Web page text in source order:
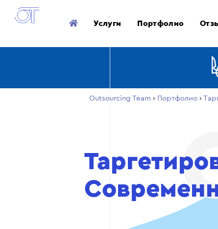
Услуги Портфолио
Outsourcing Team › Портфолио ›